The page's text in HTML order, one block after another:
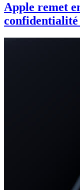
Apple remet
confidentialité